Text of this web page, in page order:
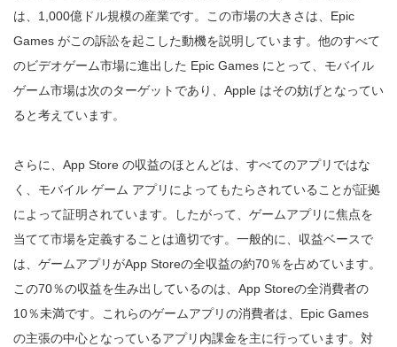
は、1,000億ドル規模の産業です。この市場の大きさは、Epic
Games がこの訴訟を起こした動機を説明しています。他のすべて
のビデオゲーム市場に進出した Epic Games にとって、モバイル
ゲーム市場は次のターゲットであり、Apple はその妨げとなってい
ると考えています。
さらに、App Store の収益のほとんどは、すべてのアプリではな
く、モバイル ゲーム アプリによってもたらされていることが証拠
によって証明されています。したがって、ゲームアプリに焦点を
当てて市場を定義することは適切です。一般的に、収益ベースで
は、ゲームアプリがApp Storeの全収益の約70％を占めています。
この70％の収益を生み出しているのは、App Storeの全消費者の
10％未満です。これらのゲームアプリの消費者は、Epic Games
の主張の中心となっているアプリ内課金を主に行っています。対